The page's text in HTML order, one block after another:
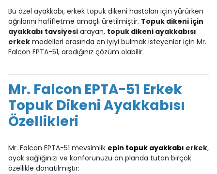
Bu özel ayakkabı, erkek topuk dikeni hastaları için yürürken
ağrılarını hafifletme amaçlı üretilmiştir. Topuk dikeni için
ayakkabı tavsiyesiarayan, topuk dikeni ayakkabısı
erkekmodelleri arasında en iyiyi bulmak isteyenler için Mr.
Falcon EPTA-51, aradığınız çözüm olabilir.
Mr. Falcon EPTA-51 Erkek
Topuk Dikeni Ayakkabısı
Özellikleri
Mr. Falcon EPTA-51 mevsimlik epin topuk ayakkabı erkek,
ayak sağlığınızı ve konforunuzu ön planda tutan birçok
özellikle donatılmıştır: